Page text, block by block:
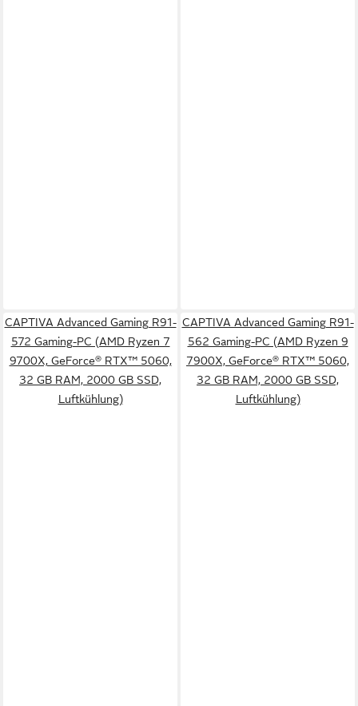
CAPTIVA Advanced Gaming R91-
572 Gaming-PC (AMD Ryzen 7
9700X, GeForce® RTX™ 5060,
32 GB RAM, 2000 GB SSD,
Luftkühlung)
CAPTIVA Advanced Gaming R91-
562 Gaming-PC (AMD Ryzen 9
7900X, GeForce® RTX™ 5060,
32 GB RAM, 2000 GB SSD,
Luftkühlung)